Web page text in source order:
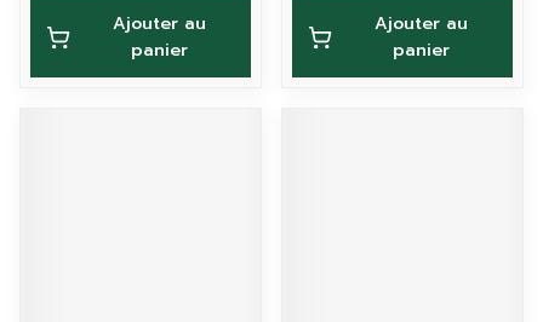
Ajouter au
panier
Ajouter au
panier